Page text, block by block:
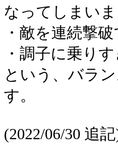
なってしまい
・敵を連続撃
・調子に乗り
という、バラ
す。
(2022/06/30 追